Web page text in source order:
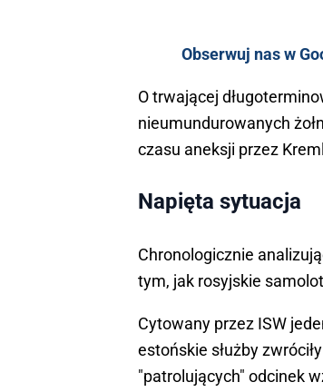
Obserwuj nas w
O trwającej
nieumundurowanych
czasu aneksji przez
Napięta sytuacja
Chronologicznie
tym, jak rosyjskie
Cytowany przez ISW
estońskie służby
"patrolujących" odcinek